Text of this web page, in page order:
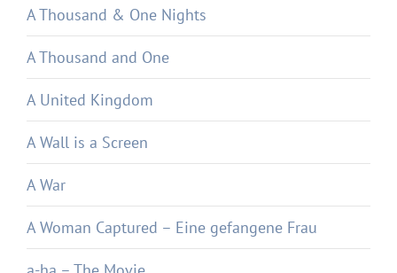
A Thousand & One Nights
A Thousand and One
A United Kingdom
A Wall is a Screen
A War
A Woman Captured – Eine gefangene Frau